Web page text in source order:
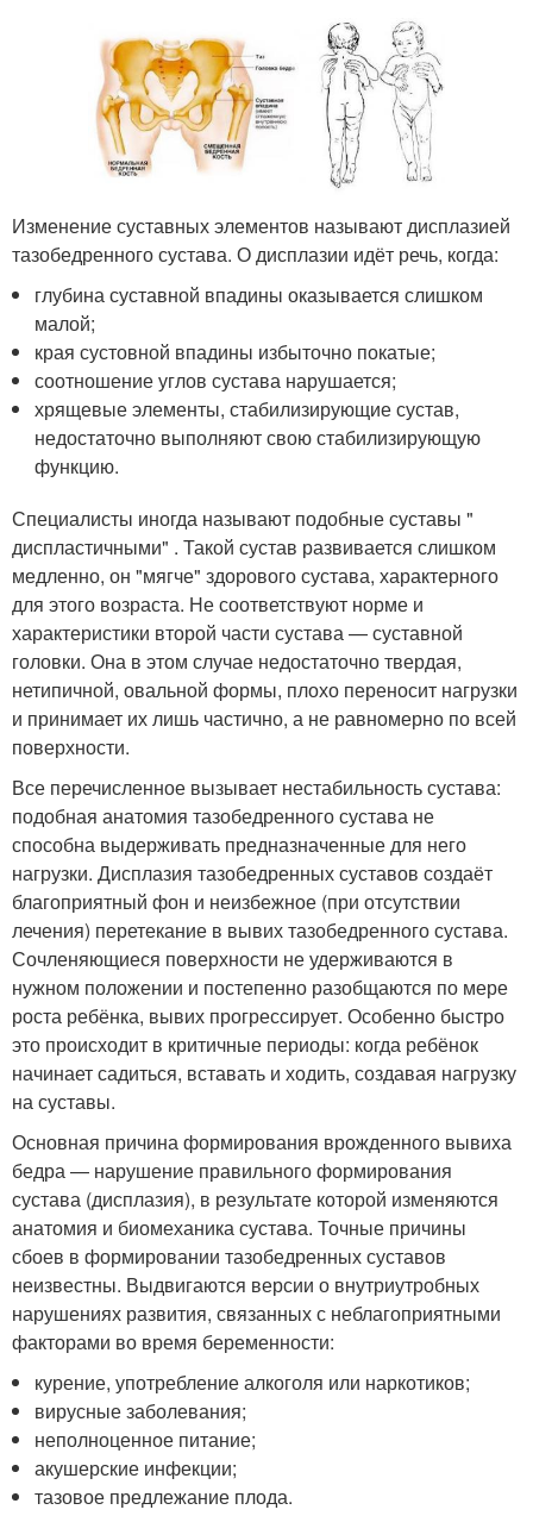
Изменение суставных элементов называют дисплазией
тазобедренного сустава. О дисплазии идёт речь, когда:
глубина суставной впадины оказывается слишком
малой;
края сустовной впадины избыточно покатые;
соотношение углов сустава нарушается;
хрящевые элементы, стабилизирующие сустав,
недостаточно выполняют свою стабилизирующую
функцию.
Специалисты иногда называют подобные суставы "
диспластичными" . Такой сустав развивается слишком
медленно, он "мягче" здорового сустава, характерного
для этого возраста. Не соответствуют норме и
характеристики второй части сустава — суставной
головки. Она в этом случае недостаточно твердая,
нетипичной, овальной формы, плохо переносит нагрузки
и принимает их лишь частично, а не равномерно по всей
поверхности.
Все перечисленное вызывает нестабильность сустава:
подобная анатомия тазобедренного сустава не
способна выдерживать предназначенные для него
нагрузки. Дисплазия тазобедренных суставов создаёт
благоприятный фон и неизбежное (при отсутствии
лечения) перетекание в вывих тазобедренного сустава.
Сочленяющиеся поверхности не удерживаются в
нужном положении и постепенно разобщаются по мере
роста ребёнка, вывих прогрессирует. Особенно быстро
это происходит в критичные периоды: когда ребёнок
начинает садиться, вставать и ходить, создавая нагрузку
на суставы.
Основная причина формирования врожденного вывиха
бедра — нарушение правильного формирования
сустава (дисплазия), в результате которой изменяются
анатомия и биомеханика сустава. Точные причины
сбоев в формировании тазобедренных суставов
неизвестны. Выдвигаются версии о внутриутробных
нарушениях развития, связанных с неблагоприятными
факторами во время беременности:
курение, употребление алкоголя или наркотиков;
вирусные заболевания;
неполноценное питание;
акушерские инфекции;
тазовое предлежание плода.